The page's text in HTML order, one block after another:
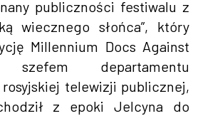
publiczności festiwalu z
wiecznego słońca”, który
Millennium Docs Against
departamentu
telewizji publicznej,
z epoki Jelcyna do